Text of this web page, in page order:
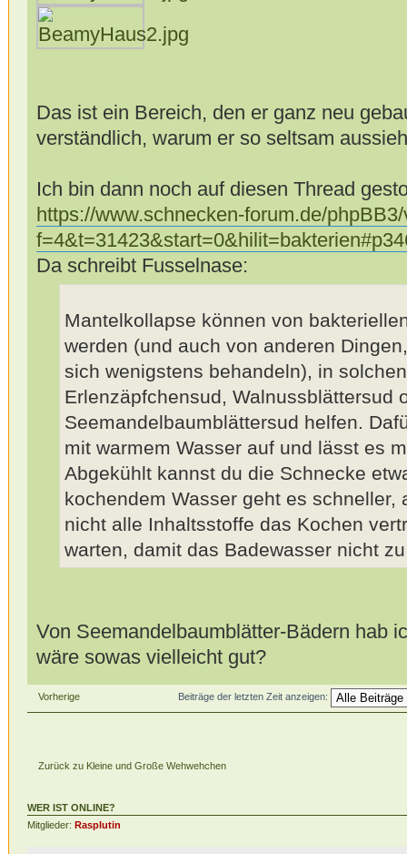
Das ist ein Bereich, den er ganz neu
verständlich, warum er so seltsam
Ich bin dann noch auf diesen Thread
https://www.schnecken-forum.de/
Da schreibt Fusselnase:
Mantelkollapse können von
werden (und auch von anderen
sich wenigstens behandeln), in
Erlenzäpfchensud, Walnussblättersud
Seemandelbaumblättersud helfen.
mit warmem Wasser auf und lässt es
Abgekühlt kannst du die Schnecke
kochendem Wasser geht es schneller,
nicht alle Inhaltsstoffe das Kochen
warten, damit das Badewasser nicht
Von Seemandelbaumblätter-Bädern hab
wäre sowas vielleicht gut?
Vorherige Beiträge der letzten Zeit anzeigen:
Zurück zu Kleine und Große Wehwehchen
WER IST ONLINE?
Mitglieder: Rasplutin